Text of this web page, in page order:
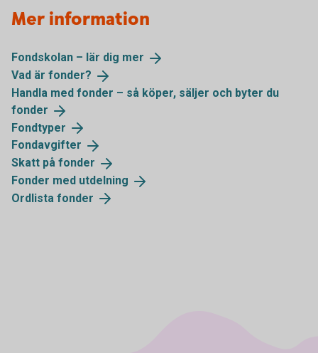
Mer information
Fondskolan – lär dig mer
Vad är fonder?
Handla med fonder – så köper, säljer och byter du
fonder
Fondtyper
Fondavgifter
Skatt på fonder
Fonder med utdelning
Ordlista fonder